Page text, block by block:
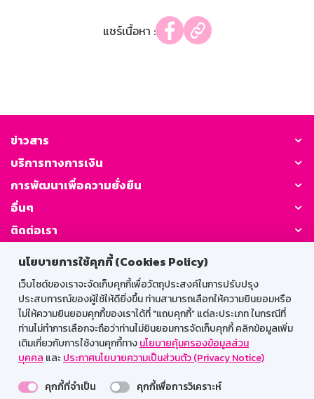
นโยบายการใช้คุกกี้ (Cookies Policy)
เว็บไซต์ของเราจะจัดเก็บคุกกี้เพื่อวัตถุประสงค์ในการปรับปรุง
ประสบการณ์ของผู้ใช้ให้ดียิ่งขึ้น ท่านสามารถเลือกให้ความยินยอมหรือ
ไม่ให้ความยินยอมคุกกี้ของเราได้ที่ "แถบคุกกี้” แต่ละประเภท ในกรณีที่
ท่านไม่ทำการเลือกจะถือว่าท่านไม่ยินยอมการจัดเก็บคุกกี้ คลิกข้อมูลเพิ่ม
เติมเกี่ยวกับการใช้งานคุกกี้ทางนโยบายคุ้มครองข้อมูลส่วน
บุคคล และประกาศนโยบายความเป็นส่วนตัว (Privacy Notice)
คุกกี้ที่จำเป็น
คุกกี้เพื่อการวิเคราะห์
แชร์เนื้อหา :
ข่าวสาร
บริการทางการเงิน
การพัฒนาเพื่อความยั่งยืน
อื่นๆ
ติดต่อเรา
GSB Society:
สำหรับพนักงาน
Web HR
GSB Wisdom
M-Search
เข้าสู่ระบบเน็ตเมล